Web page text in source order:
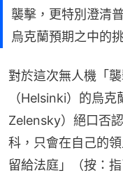
襲擊，更特別澄清
烏克蘭預期之中的
對於這次無人機「
（Helsinki）的烏
Zelensky）絕口否
科，只會在自己的
留給法庭」（按：